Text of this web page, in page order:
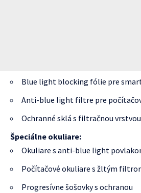
Blue light blocking fólie pre
Anti-blue light filtre pre
Ochranné sklá s filtračnou vrstvou
Špeciálne okuliare:
Okuliare s anti-blue light
Počítačové okuliare s žltým
Progresívne šošovky s ochranou